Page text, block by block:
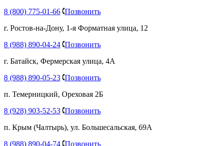
8 (800) 775-01-66 Позвонить
г. Ростов-на-Дону, 1-я Форматная улица, 12
8 (988) 890-04-24 Позвонить
г. Батайск, Фермерская улица, 4А
8 (988) 890-05-23 Позвонить
п. Темерницкий, Ореховая 2Б
8 (928) 903-52-53 Позвонить
п. Крым (Чалтырь), ул. Большесальская, 69А
8 (988) 890-04-74 Позвонить